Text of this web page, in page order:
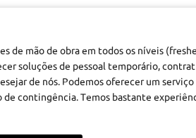
de mão de obra em todos os níveis
soluções de pessoal temporário,
de nós. Podemos oferecer um serviço
contingência. Temos bastante